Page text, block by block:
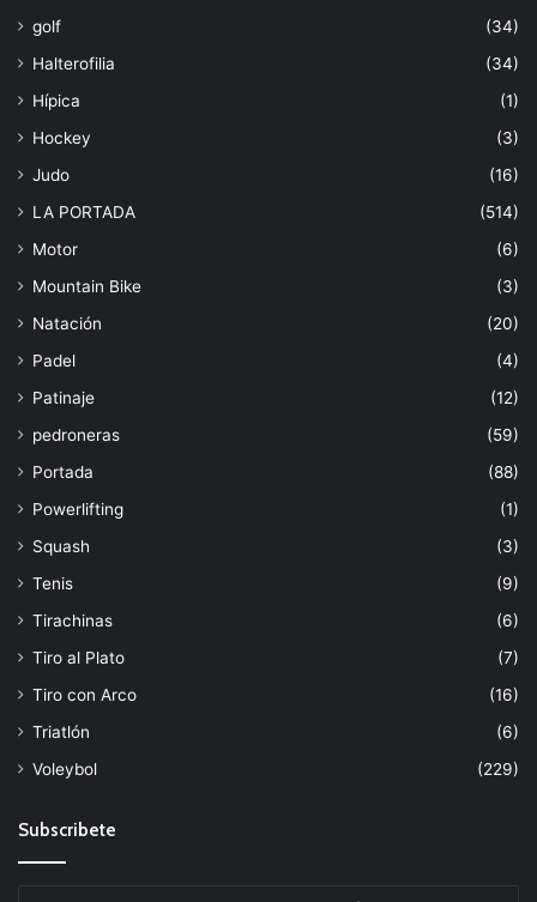
golf
(34)
Halterofilia
(34)
Hípica
(1)
Hockey
(3)
Judo
(16)
LA PORTADA
(514)
Motor
(6)
Mountain Bike
(3)
Natación
(20)
Padel
(4)
Patinaje
(12)
pedroneras
(59)
Portada
(88)
Powerlifting
(1)
Squash
(3)
Tenis
(9)
Tirachinas
(6)
Tiro al Plato
(7)
Tiro con Arco
(16)
Triatlón
(6)
Voleybol
(229)
Subscribete